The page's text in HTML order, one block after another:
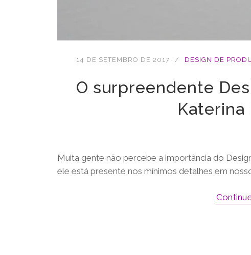
14 DE SETEMBRO DE 2017 DESIGN DE
O surpreendente
Katerina
Muita gente não percebe a importância do
ele está presente nos mínimos detalhes em